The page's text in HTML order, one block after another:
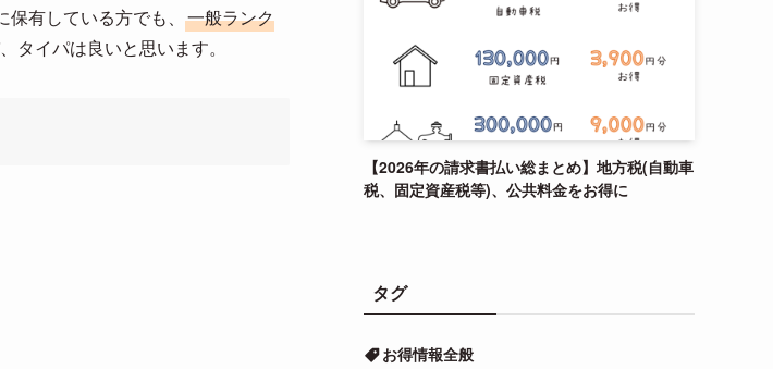
有している方でも、 一般ランク
タイパは良いと思います。
【2026年の請求書払い総まとめ】地方税(自動車
税、固定資産税等)、公共料金をお得に
タグ
お得情報全般